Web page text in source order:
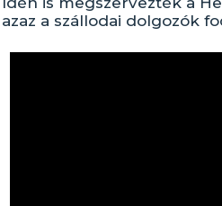
azaz a szállodai dolgozók